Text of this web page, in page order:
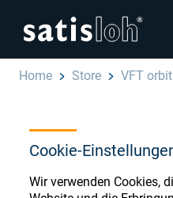
Cookie-
Wir verwenden Cookies,
Deutsch
Brillenoptik
English
Español
Home Store VFT orbit
Ophthalmic